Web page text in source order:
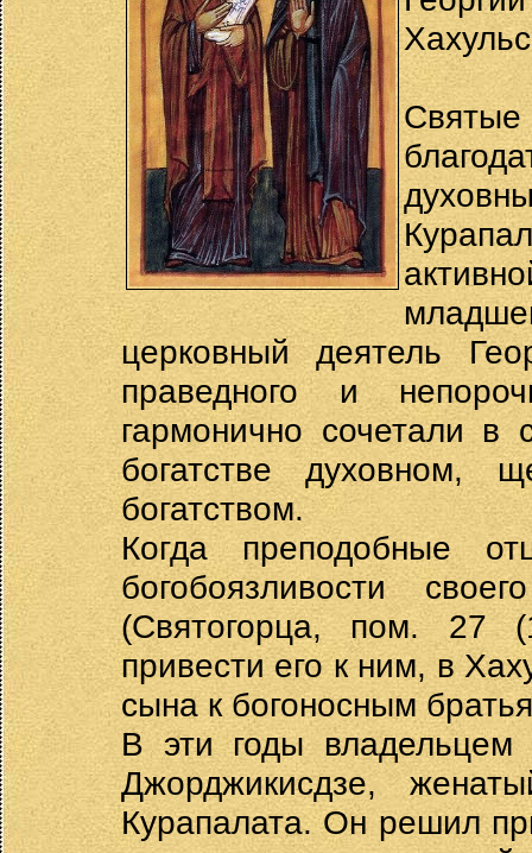
церковный деятель
праведного и
гармонично сочетали
богатстве
богатством.
Когда преподобные
богобоязливости
(Святогорца, пом. 27
привести его к ним, в
сына к богоносным
В эти годы
Джорджикисдзе,
Курапалата. Он решил